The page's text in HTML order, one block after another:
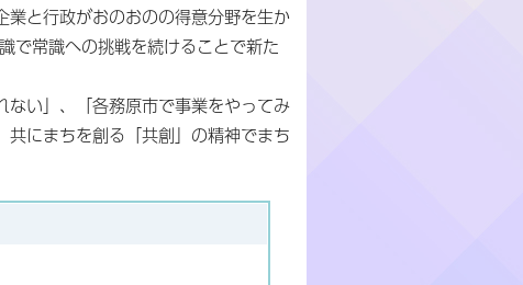
と行政がおのおのの得意分野を生か
で常識への挑戦を続けることで新た
い」、「各務原市で事業をやってみ
にまちを創る「共創」の精神でまち